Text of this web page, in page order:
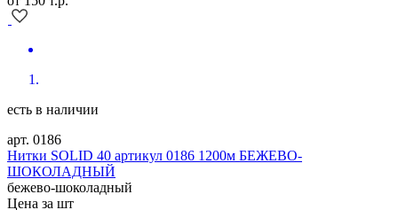
Нитки SOLID 40 артикул 0186 1200м БЕЖЕВО-
ШОКОЛАДНЫЙ
бежево-шоколадный
Цена за шт